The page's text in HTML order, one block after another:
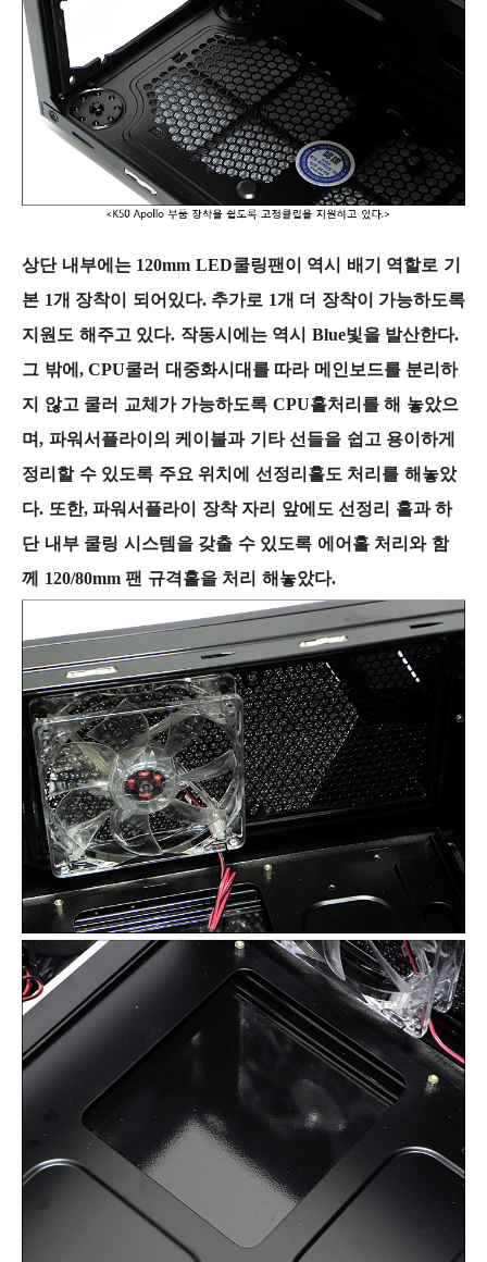
상단 내부에는 120mm LED쿨링팬이 역시 배기 역할로 기
본 1개 장착이 되어있다. 추가로 1개 더 장착이 가능하도록
지원도 해주고 있다. 작동시에는 역시 Blue빛을 발산한다.
그 밖에, CPU쿨러 대중화시대를 따라 메인보드를 분리하
지 않고 쿨러 교체가 가능하도록 CPU홀처리를 해 놓았으
며, 파워서플라이의 케이블과 기타 선들을 쉽고 용이하게
정리할 수 있도록 주요 위치에 선정리홀도 처리를 해놓았
다. 또한, 파워서플라이 장착 자리 앞에도 선정리 홀과 하
단 내부 쿨링 시스템을 갖출 수 있도록 에어홀 처리와 함
께 120/80mm 팬 규격홀을 처리 해놓았다.